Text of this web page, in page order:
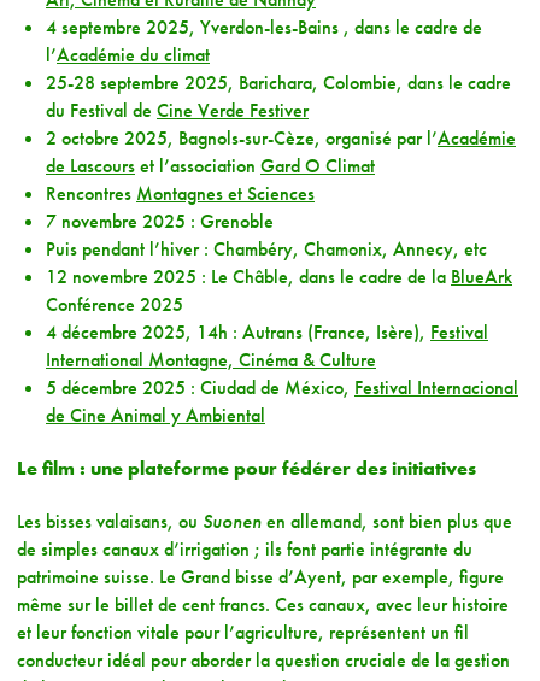
4 septembre 2025, Yverdon-les-Bains , dans le cadre de
l’Académie du climat
25-28 septembre 2025, Barichara, Colombie, dans le cadre
du Festival de Cine Verde Festiver
2 octobre 2025, Bagnols-sur-Cèze, organisé par l’Académie
de Lascourset l’association Gard O Climat
Rencontres Montagnes et Sciences
7 novembre 2025 : Grenoble
Puis pendant l’hiver : Chambéry, Chamonix, Annecy, etc
12 novembre 2025 : Le Châble, dans le cadre de la BlueArk
Conférence 2025
4 décembre 2025, 14h : Autrans (France, Isère), Festival
International Montagne, Cinéma & Culture
5 décembre 2025 : Ciudad de México, Festival Internacional
de Cine Animal y Ambiental
Le film : une plateforme pour fédérer des initiatives
Les bisses valaisans, ou Suonenen allemand, sont bien plus que
de simples canaux d’irrigation ; ils font partie intégrante du
patrimoine suisse. Le Grand bisse d’Ayent, par exemple, figure
même sur le billet de cent francs. Ces canaux, avec leur histoire
et leur fonction vitale pour l’agriculture, représentent un fil
conducteur idéal pour aborder la question cruciale de la gestion